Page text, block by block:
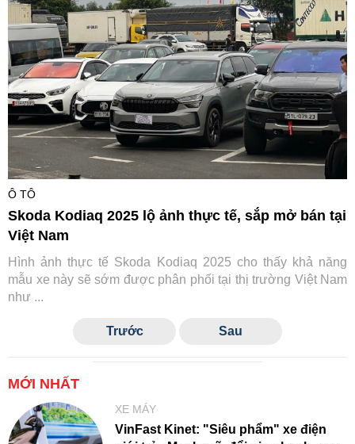
Ô TÔ
Skoda Kodiaq 2025 lộ ảnh thực tế, sắp mở bán tại
Việt Nam
Hình ảnh thực tế Skoda Kodiaq 2025 cho thấy khả năng
mẫu xe này sẽ sớm được phân phối tại thị trường Việt Nam
như ...
Trước Sau
MỚI NHẤT
XE MÁY
VinFast Kinet: "Siêu phẩm" xe điện